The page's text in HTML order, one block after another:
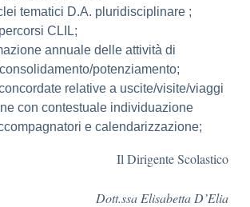
tematici D.A. pluridisciplinare ;
CLIL;
annuale delle attività di
potenziamento;
relative a uscite/visite/viaggi
con contestuale individuazione
e calendarizzazione;
Il Dirigente Scolastico
Dott.ssa Elisabetta D’Elia